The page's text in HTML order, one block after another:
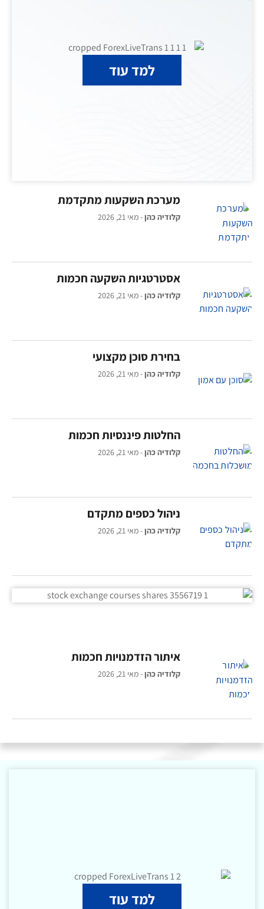
למד עוד
מערכת השקעות מתקדמת
קלודיה כהן מאי 21, 2026
אסטרטגיות השקעה חכמות
קלודיה כהן מאי 21, 2026
בחירת סוכן מקצועי
קלודיה כהן מאי 21, 2026
החלטות פיננסיות חכמות
קלודיה כהן מאי 21, 2026
ניהול כספים מתקדם
קלודיה כהן מאי 21, 2026
איתור הזדמנויות חכמות
קלודיה כהן מאי 21, 2026
למד עוד